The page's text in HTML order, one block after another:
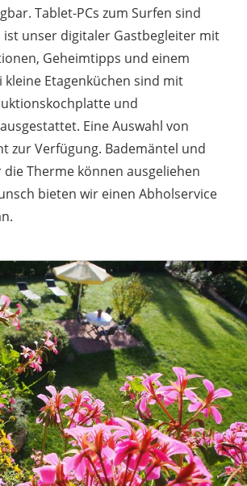
Tablet-PCs zum Surfen sind
ist unser digitaler Gastbegleiter mit
Geheimtipps und einem
kleine Etagenküchen sind mit
und
Eine Auswahl von
zur Verfügung. Bademäntel und
Therme können ausgeliehen
bieten wir einen Abholservice